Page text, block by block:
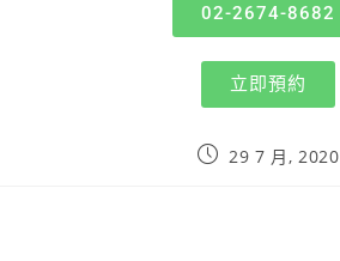
02-2674-8682
立即預約
29 7 月, 2020